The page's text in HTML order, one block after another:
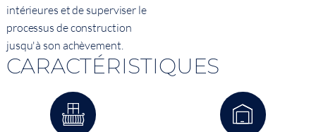
intérieures et de superviser le
processus de construction
jusqu'à son achèvement.
CARACTÉRISTIQUES